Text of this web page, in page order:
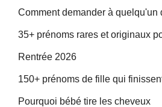
Comment demander à quelqu'un
35+ prénoms rares et originaux
Rentrée 2026
150+ prénoms de fille qui
Pourquoi bébé tire les cheveux